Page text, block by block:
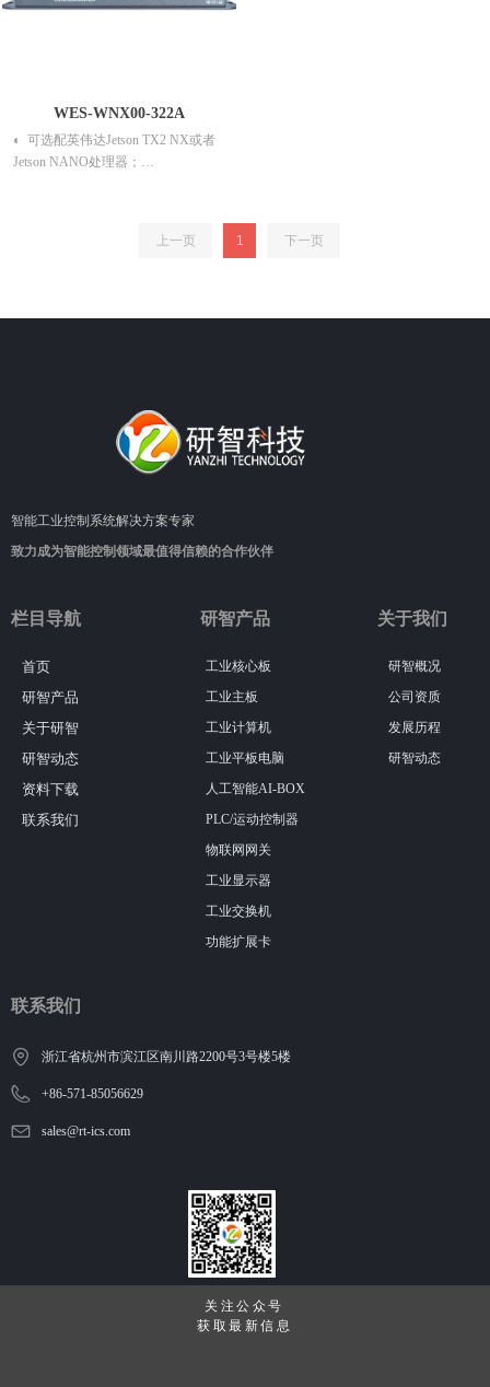
WES-WNX00-322A
◐ 可选配英伟达Jetson TX2 NX或者
Jetson NANO处理器；
◐ 集成多个RS232、RS485、USB 3.0
上一页 1 下一页
关注公众号
获取最新信息
栏目导航
首页
研智产品
关于研智
研智动态
资料下载
联系我们
工业核心板
工业主板
工业计算机
工业平板电脑
人工智能AI-BOX
PLC/运动控制器
物联网网关
工业显示器
工业交换机
功能扩展卡
研智产品
研智概况
公司资质
发展历程
研智动态
关于我们
联系我们
浙江省杭州市滨江区南川路2200号3号楼5楼
+86-571-85056629
sales@rt-ics.com
智能工业控制系统解决方案专家
致力成为智能控制领域最值得信赖的合作伙伴